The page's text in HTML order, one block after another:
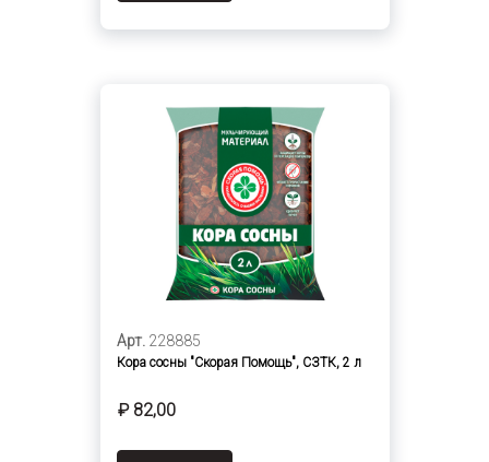
Арт. 228885
Кора сосны "Скорая Помощь", СЗТК, 2 л
₽ 82,00